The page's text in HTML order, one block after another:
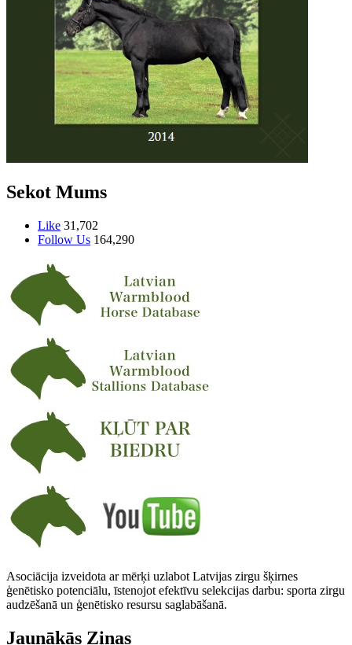
Sekot Mums
Like 31,702
Follow Us 164,290
Asociācija izveidota ar mērķi uzlabot Latvijas zirgu šķirnes
ģenētisko potenciālu, īstenojot efektīvu selekcijas darbu: sporta zirgu
audzēšanā un ģenētisko resursu saglabāšanā.
Jaunākās Ziņas